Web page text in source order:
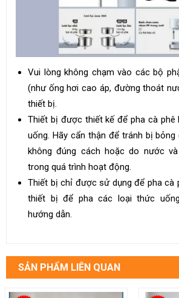
Vui lòng không chạm vào các bộ
(như ống hơi cao áp, đường thoát
thiết bị.
Thiết bị được thiết kế để pha cà phê
uống. Hãy cẩn thận để tránh bị
không đúng cách hoặc do nước
trong quá trình hoạt động.
Thiết bị chỉ được sử dụng để pha cà
thiết bị để pha các loại thức
hướng dẫn.
SẢN PHẨM LIÊN QUAN